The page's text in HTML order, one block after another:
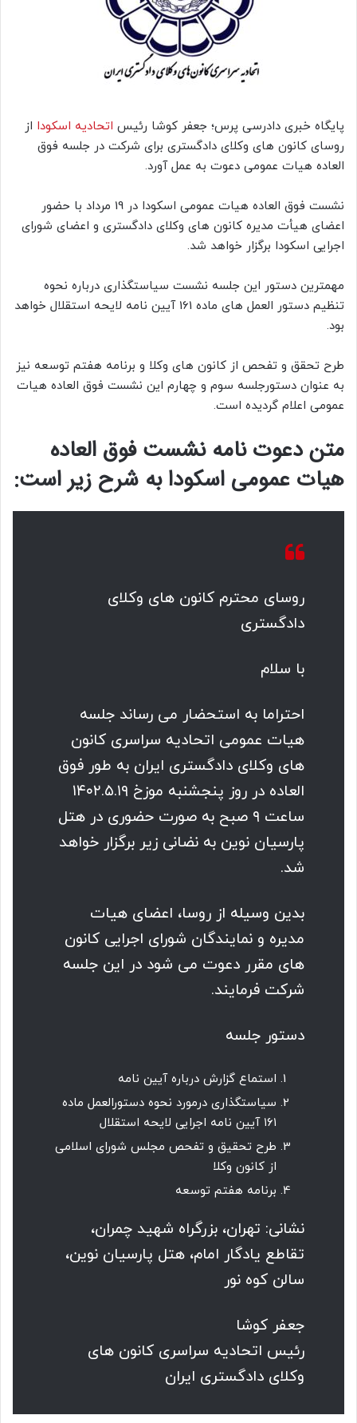
پایگاه خبری دادرسی پرس؛ جعفر کوشا رئیس اتحادیه اسکودا از
روسای کانون های وکلای دادگستری برای شرکت در جلسه فوق
العاده هیات عمومی دعوت به عمل آورد.
نشست فوق العاده هیات عمومی اسکودا در 19 مرداد با حضور
اعضای هیأت مدیره کانون های وکلای دادگستری و اعضای شورای
اجرایی اسکودا برگزار خواهد شد.
مهمترین دستور این جلسه نشست سیاستگذاری درباره نحوه
تنظیم دستور العمل های ماده 161 آیین نامه لایحه استقلال خواهد
بود.
طرح تحقق و تفحص از کانون های وکلا و برنامه هفتم توسعه نیز
به عنوان دستورجلسه سوم و چهارم این نشست فوق العاده هیات
عمومی اعلام گردیده است.
متن دعوت نامه نشست فوق العاده
هیات عمومی اسکودا به شرح زیر است:
روسای محترم کانون های وکلای
دادگستری
با سلام
احتراما به استحضار می رساند جلسه
هیات عمومی اتحادیه سراسری کانون
های وکلای دادگستری ایران به طور فوق
العاده در روز پنجشنبه موزخ ۱۴۰۲.۵.۱۹
ساعت ۹ صبح به صورت حضوری در هتل
پارسیان نوین به نضانی زیر برگزار خواهد
شد.
بدین وسیله از روسا، اعضای هیات
مدیره و نمایندگان شورای اجرایی کانون
های مقرر دعوت می شود در این جلسه
شرکت فرمایند.
دستور جلسه
استماع گزارش درباره آیین نامه
سیاستگذاری درمورد نحوه دستورالعمل ماده
۱۶۱ آیین نامه اجرایی لایحه استقلال
طرح تحقیق و تفحص مجلس شورای اسلامی
از کانون وکلا
برنامه هفتم توسعه
نشانی: تهران، بزرگراه شهید چمران،
تقاطع یادگار امام، هتل پارسیان نوین،
سالن کوه نور
جعفر کوشا
رئیس اتحادیه سراسری کانون های
وکلای دادگستری ایران